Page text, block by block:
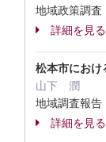
地域政策調
詳細を見る
松本市におけ
山下 潤
地域調査報
詳細を見る